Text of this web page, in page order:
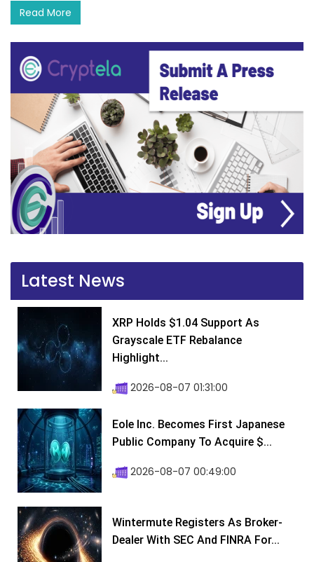
Read More
Latest News
XRP Holds $1.04 Support As
Grayscale ETF Rebalance
Highlight...
2026-08-07 01:31:00
Eole Inc. Becomes First Japanese
Public Company To Acquire $...
2026-08-07 00:49:00
Wintermute Registers As Broker-
Dealer With SEC And FINRA For...